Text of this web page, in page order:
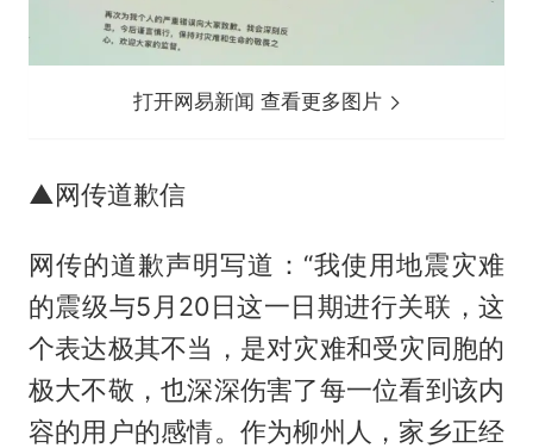
打开网易新闻 查看更多图片
▲网传道歉信
网传的道歉声明写道：“我使用地震灾难
的震级与5月20日这一日期进行关联，这
个表达极其不当，是对灾难和受灾同胞的
极大不敬，也深深伤害了每一位看到该内
容的用户的感情。作为柳州人，家乡正经